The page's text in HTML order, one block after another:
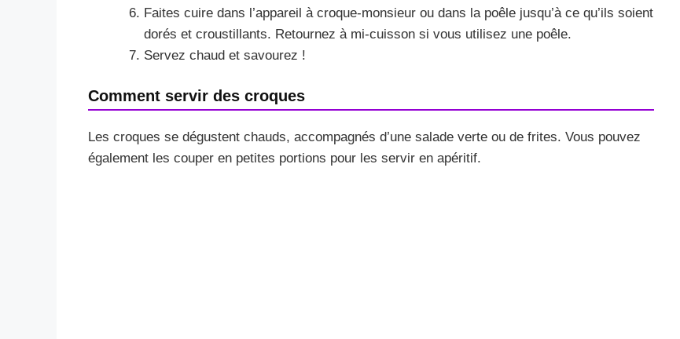
Faites cuire dans l’appareil à croque-monsieur ou dans la poêle jusqu’à ce qu’ils soient
dorés et croustillants. Retournez à mi-cuisson si vous utilisez une poêle.
Servez chaud et savourez !
Comment servir des croques
Les croques se dégustent chauds, accompagnés d’une salade verte ou de frites. Vous pouvez
également les couper en petites portions pour les servir en apéritif.